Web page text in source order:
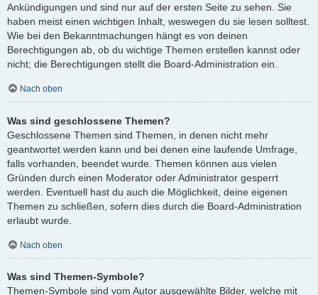
Ankündigungen und sind nur auf der ersten Seite zu sehen. Sie
haben meist einen wichtigen Inhalt, weswegen du sie lesen solltest.
Wie bei den Bekanntmachungen hängt es von deinen
Berechtigungen ab, ob du wichtige Themen erstellen kannst oder
nicht; die Berechtigungen stellt die Board-Administration ein.
Nach oben
Was sind geschlossene Themen?
Geschlossene Themen sind Themen, in denen nicht mehr
geantwortet werden kann und bei denen eine laufende Umfrage,
falls vorhanden, beendet wurde. Themen können aus vielen
Gründen durch einen Moderator oder Administrator gesperrt
werden. Eventuell hast du auch die Möglichkeit, deine eigenen
Themen zu schließen, sofern dies durch die Board-Administration
erlaubt wurde.
Nach oben
Was sind Themen-Symbole?
Themen-Symbole sind vom Autor ausgewählte Bilder, welche mit